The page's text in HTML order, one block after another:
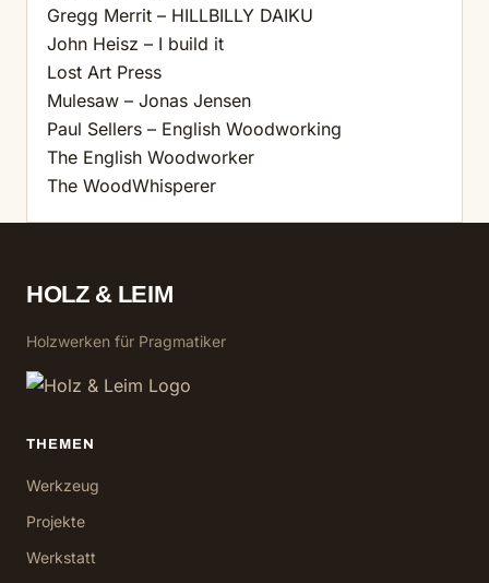
Gregg Merrit – HILLBILLY DAIKU
John Heisz – I build it
Lost Art Press
Mulesaw – Jonas Jensen
Paul Sellers – English Woodworking
The English Woodworker
The WoodWhisperer
HOLZ & LEIM
Holzwerken für Pragmatiker
THEMEN
Werkzeug
Projekte
Werkstatt